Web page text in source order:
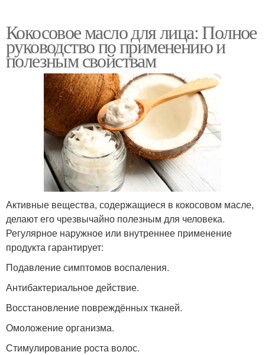
Кокосовое масло для лица: Полное
руководство по применению и
полезным свойствам
Активные вещества, содержащиеся в кокосовом масле,
делают его чрезвычайно полезным для человека.
Регулярное наружное или внутреннее применение
продукта гарантирует:
Подавление симптомов воспаления.
Антибактериальное действие.
Восстановление повреждённых тканей.
Омоложение организма.
Стимулирование роста волос.